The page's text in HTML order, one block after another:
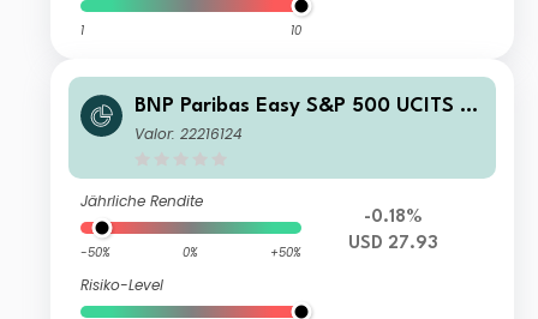
1 10
BNP Paribas Easy S&P 500 UCITS E
TF USD C/D
Valor: 22216124
Jährliche Rendite
-50% 0% +50%
Risiko-Level
-0.18%
USD 27.93